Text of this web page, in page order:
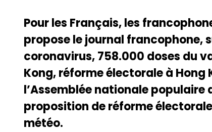
Pour les Français, les
propose le journal francophone,
coronavirus, 758.000 doses du
Kong, réforme électorale à Hong
l’Assemblée nationale populaire
proposition de réforme
météo.